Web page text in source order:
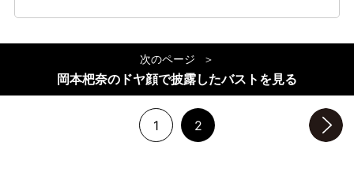
次のページ
岡本杷奈のドヤ顔で披露したバストを見る
1 2